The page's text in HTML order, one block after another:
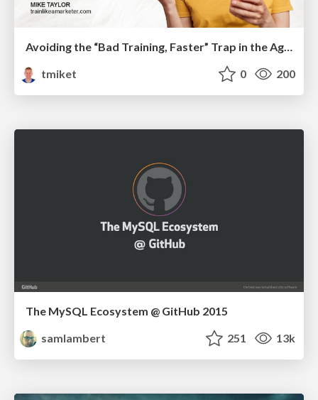
tmiket
0 200
The MySQL Ecosystem @ GitHub 2015
samlambert
251 13k